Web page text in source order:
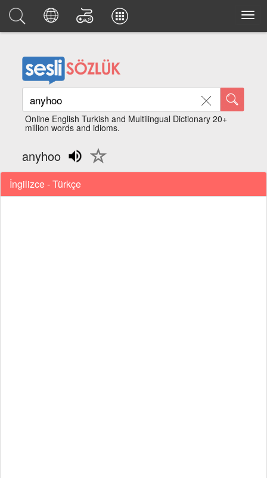
Online English Turkish and Multilingual Dictionary 20+
million words and idioms.
anyhoo
İngilizce - Türkçe